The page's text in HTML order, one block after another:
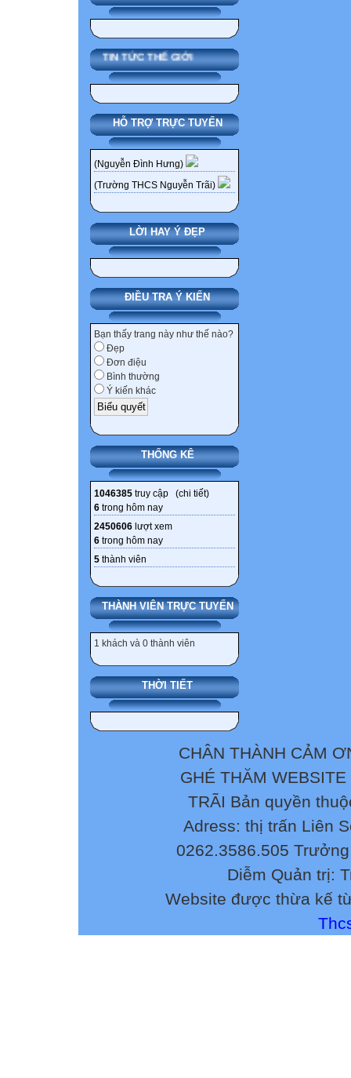
TIN TỨC THẾ GIỚI
HỖ TRỢ TRỰC TUYẾN
(Nguyễn Đình Hưng)
(Trường THCS Nguyễn Trãi)
LỜI HAY Ý ĐẸP
ĐIỀU TRA Ý KIẾN
Bạn thấy trang này như thế nào?
Đẹp
Đơn điệu
Bình thường
Ý kiến khác
THỐNG KÊ
1046385 truy cập (chi tiết)
6 trong hôm nay
2450606 lượt xem
6 trong hôm nay
5 thành viên
THÀNH VIÊN TRỰC TUYẾN
1 khách và 0 thành viên
THỜI TIẾT
CHÂN THÀNH CẢM
GHÉ THĂM
TRÃI Bản quyền
Adress: thị trấn Liên
0262.3586.505
Diễm Quản trị:
Website được thừa kế